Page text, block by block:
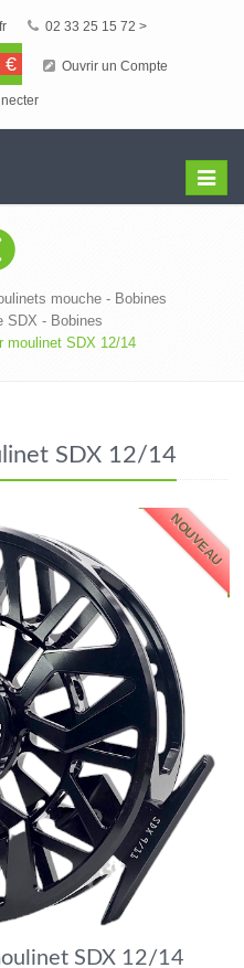
02 33 25 15 72 >
€ Ouvrir un Compte
Menu
mouche - Bobines
SDX - Bobines
moulinet SDX 12/14
SDX 12/14
NOUVEAU
SDX 12/14